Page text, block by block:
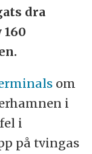
dra
om
i
i
på tvingas